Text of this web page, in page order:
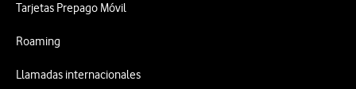
Tarjetas Prepago Móvil
Roaming
Llamadas internacionales